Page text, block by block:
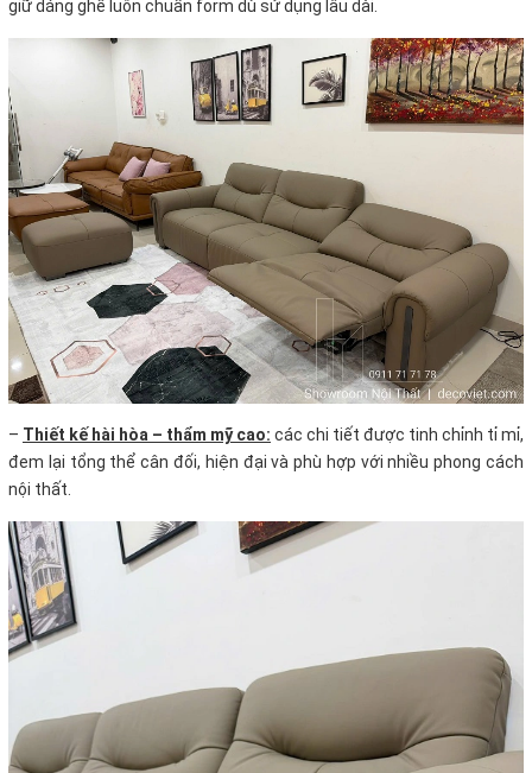
giữ dáng ghế luôn chuẩn form dù sử dụng lâu dài.
– Thiết kế hài hòa – thẩm mỹ cao: các chi tiết được tinh chỉnh tỉ mỉ,
đem lại tổng thể cân đối, hiện đại và phù hợp với nhiều phong cách
nội thất.